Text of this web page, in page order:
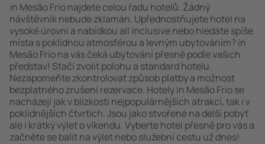
in Mesão Frio najdete celou řadu hotelů. Žádný
návštěvník nebude zklamán. Upřednostňujete hotel na
vysoké úrovni a nabídkou all inclusive nebo hledáte spíše
místa s poklidnou atmosférou a levným ubytováním? in
Mesão Frio na vás čeká ubytování přesně podle vašich
představ! Stačí zvolit polohu a standard hotelu.
Nezapomeňte zkontrolovat způsob platby a možnost
bezplatného zrušení rezervace. Hotely in Mesão Frio se
nacházejí jak v blízkosti nejpopulárnějších atrakcí, tak i v
poklidnějších čtvrtích. Jsou jako stvořené na delší pobyt
ale i krátký výlet o víkendu. Vyberte hotel přesně pro vás a
začněte se balit na výlet nebo služební cestu už dnes!